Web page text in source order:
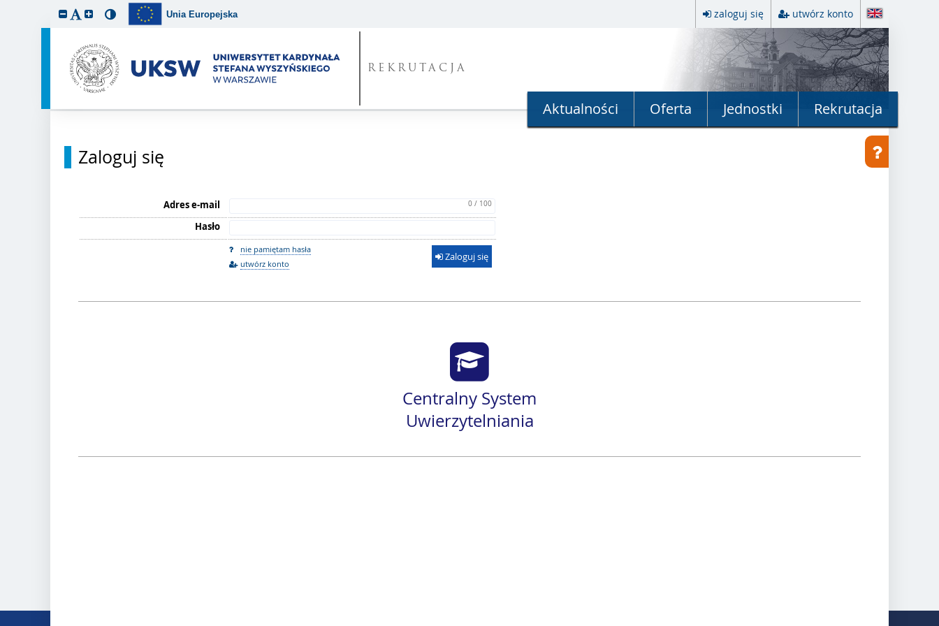
Unia Europejska zaloguj się utwórz konto
REKRUTACJA
Aktualności Oferta Jednostki Rekrutacja
Zaloguj się
Adres e-mail 0 / 100
Hasło
nie pamiętam hasła
utwórz konto
Zaloguj się
Centralny System
Uwierzytelniania